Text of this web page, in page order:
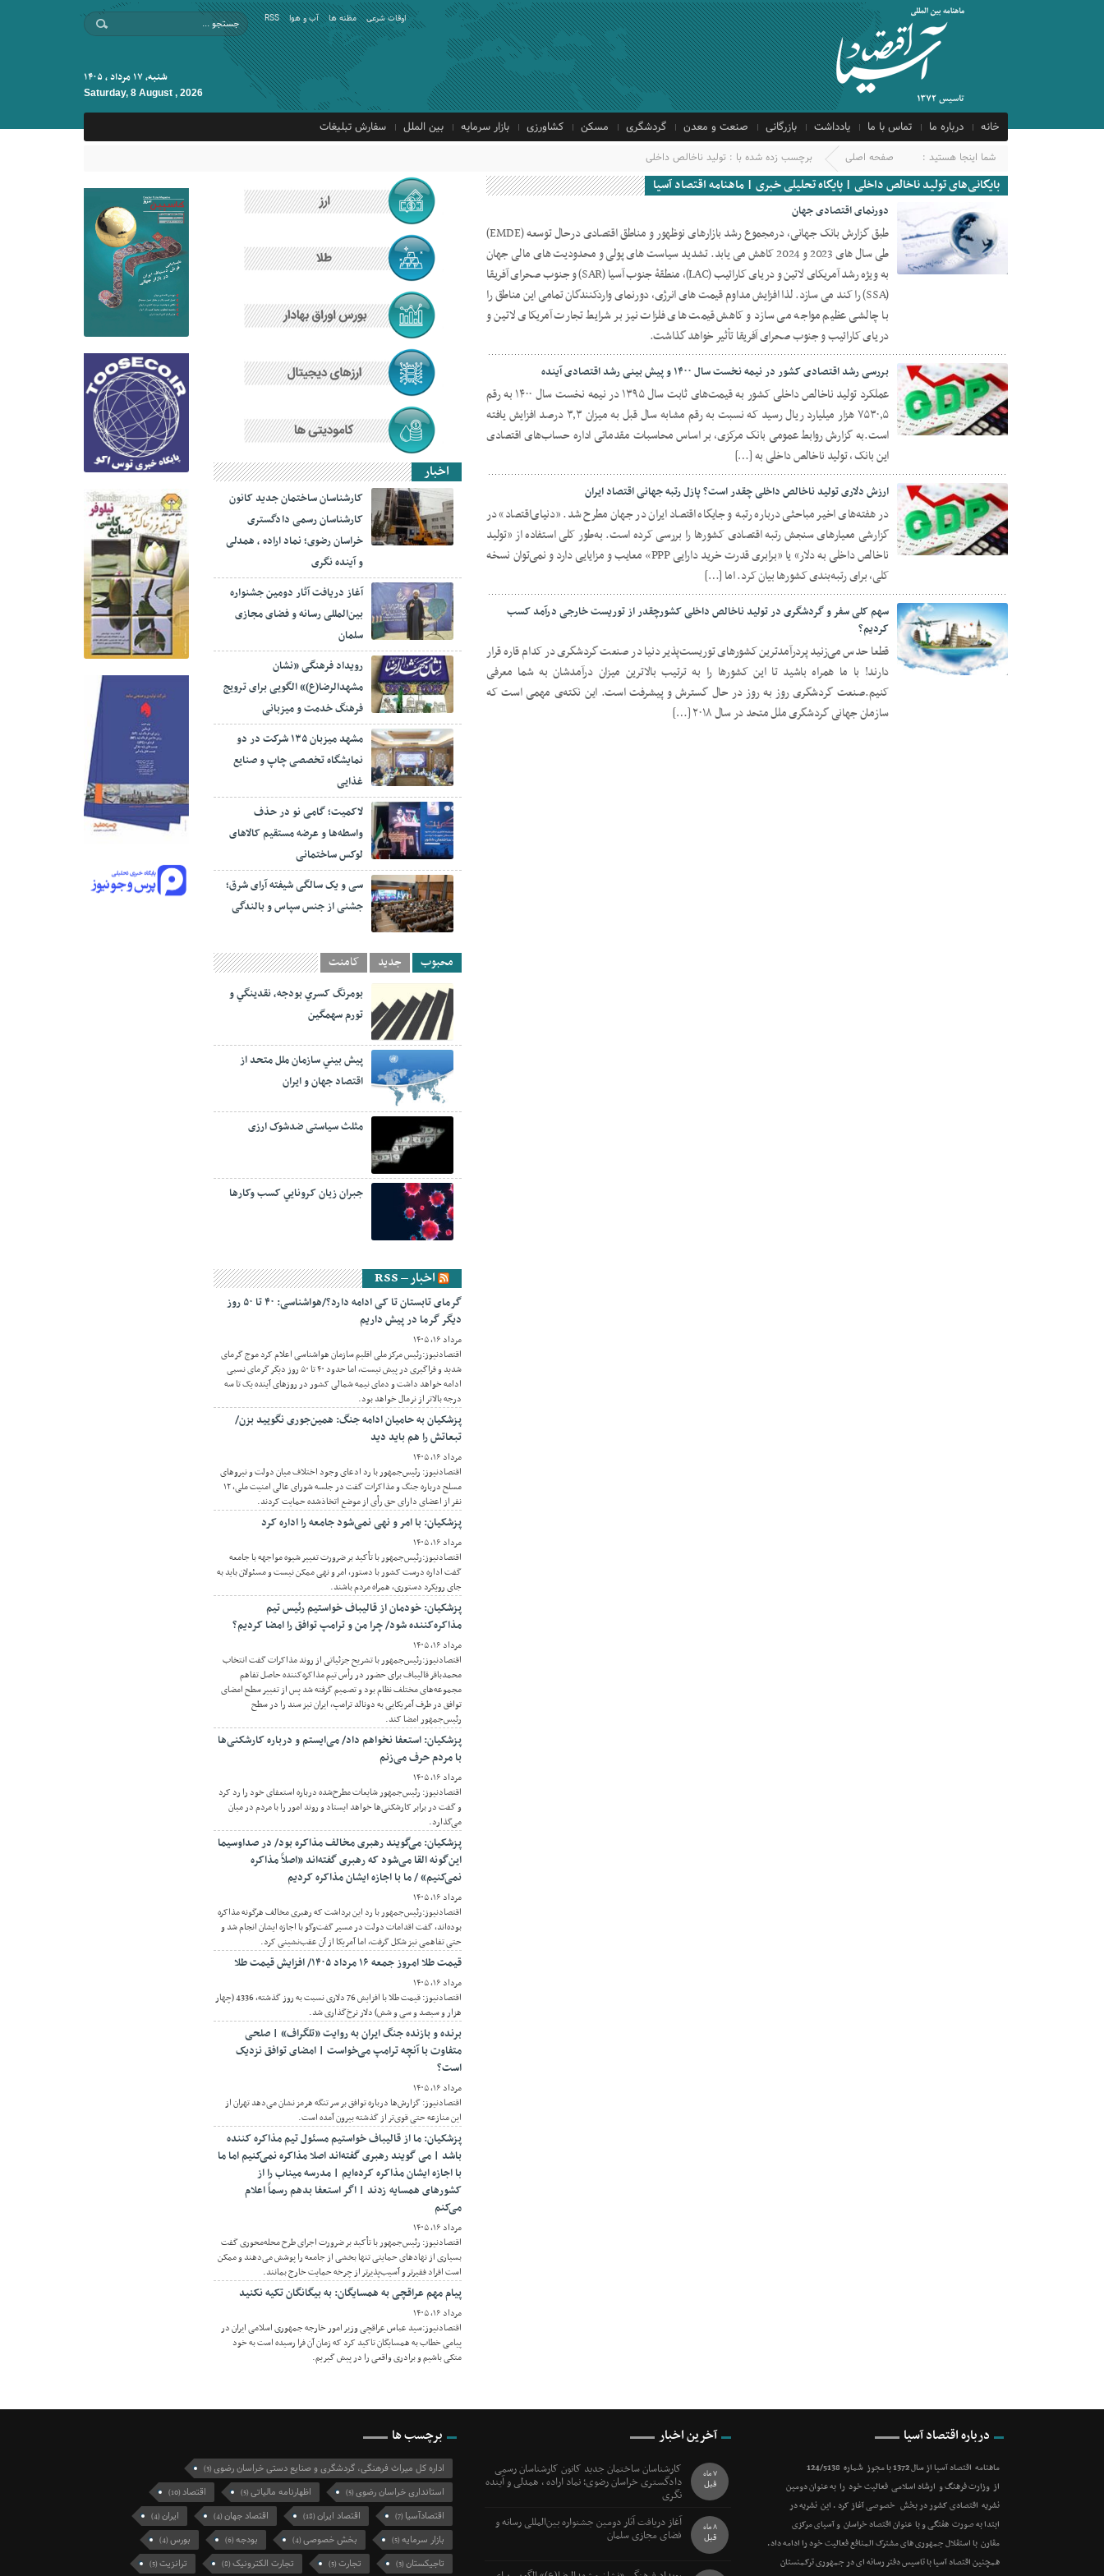
RSS آب و هوا مظنه ها اوقات شرعی
شنبه, ۱۷ مرداد , ۱۴۰۵
Saturday, 8 August , 2026
خانه درباره ما تماس با ما یادداشت بازرگانی صنعت و معدن گردشگری مسکن کشاورزی بازار سرمایه بین الملل سفارش تبلیغات
شما اینجا هستید : صفحه اصلی برچسب زده شده با : تولید ناخالص داخلی
بایگانی‌های تولید ناخالص داخلی | پایگاه تحلیلی خبری | ماهنامه اقتصاد آسیا
دورنمای اقتصادی جهان
طبق گزارش بانک جهانی، درمجموع رشد بازارهای نوظهور و مناطق اقتصادی درحال توسعه (EMDE)
طی سال ‌های 2023 و 2024 کاهش می یابد. تشدید سیاست های پولی و محدودیت های مالی جهان
به ویژه رشد آمریکای لاتین و دریای کارائیب (LAC)، منطقۀ جنوب آسیا (SAR) و جنوب صحرای آفریقا
(SSA) را کند می سازد. لذا افزایش مداوم قیمت های انرژی، دورنمای واردکنندگان تمامی این مناطق را
با چالشی عظیم مواجه می سازد و کاهش قیمت های فلزات نیز بر شرایط تجارت آمریکای لاتین و
دریای کارائیب و جنوب صحرای آفریقا تأثیر خواهد گذاشت.
03 فوریه 2022
بررسی رشد اقتصادی کشور در نیمه نخست سال ۱۴۰۰ و پیش بینی رشد اقتصادی آینده
عملکرد تولید ناخالص داخلی کشور به قیمت‌های ثابت سال ۱۳۹۵ در نیمه نخست سال ۱۴۰۰ به رقم
۷۵۳۰٫۵ هزار میلیارد ریال رسید که نسبت به رقم مشابه سال قبل به میزان ۳٫۳ درصد افزایش یافته
است.به گزارش روابط عمومی بانک مرکزی، بر اساس محاسبات مقدماتی اداره حساب‌های اقتصادی
این بانک ، تولید ناخالص داخلی به […]
30 سپتامبر 2021
ارزش دلاری تولید ناخالص داخلی چقدر است؟ پازل رتبه جهانی اقتصاد ایران
در هفته‌های اخیر مباحثی درباره رتبه و جایگاه اقتصاد ایران در جهان مطرح شد. «دنیای‌اقتصاد» در
گزارشی معیارهای سنجش رتبه اقتصادی کشورها را بررسی کرده است. به‌طور کلی استفاده از «تولید
ناخالص داخلی به دلار» یا «برابری قدرت خرید دارایی PPP» معایب و مزایایی دارد و نمی‌توان نسخه
کلی، برای رتبه‌بندی کشورها بیان کرد. اما […]
15 ژوئن 2020
سهم کلی سفر و گردشگری در تولید ناخالص داخلی کشورچقدر از توریست خارجی درآمد کسب
کردیم؟
قطعا حدس می‌زنید پردرآمدترین کشورهای توریست‌پذیر دنیا در صنعت گردشگری در کدام قاره قرار
دارند! با ما همراه باشید تا این کشورها را به ترتیب بالاترین میزان درآمدشان به شما معرفی
کنیم.صنعت گردشگری روز به روز در حال گسترش و پیشرفت است. این نکته‌ی مهمی است که
سازمان جهانی گردشگری ملل متحد در سال ۲۰۱۸ […]
اخبار
کارشناسان ساختمان جدید کانون
کارشناسان رسمی دادگستری
خراسان رضوی؛ نماد اراده ، همدلی
و آینده نگری
آغاز دریافت آثار دومین جشنواره
بین‌المللی رسانه و فضای مجازی
سلمان
رویداد فرهنگی «نشان
مشهدالرضا(ع)» الگویی برای ترویج
فرهنگ خدمت و میزبانی
مشهد میزبان ۱۳۵ شرکت در دو
نمایشگاه تخصصی چاپ و صنایع
غذایی
لاکمیت؛ گامی نو در حذف
واسطه‌ها و عرضه مستقیم کالاهای
لوکس ساختمانی
سی و یک سالگی شیفته آرای شرق؛
جشنی از جنس سپاس و بالندگی
محبوب جدید کامنت
بومرنگ کسري بودجه، نقدينگي و
تورم سهمگين
پيش‏ بيني سازمان ملل متحد از
اقتصاد جهان و ايران
مثلث سیاستی ضدشوک ارزی
جبران زيان کرونايي کسب وکارها
اخبار – RSS
گرمای تابستان تا کی ادامه دارد؟/هواشناسی: ۴۰ تا ۵۰ روز
دیگر گرما در پیش داریم
مرداد ۱۶, ۱۴۰۵
اقتصادنیوز:رئیس مرکز ملی اقلیم سازمان هواشناسی اعلام کرد موج گرمای
شدید و فراگیری در پیش نیست، اما حدود ۴۰ تا ۵۰ روز دیگر گرمای نسبی
ادامه خواهد داشت و دمای نیمه شمالی کشور در روزهای آینده یک تا سه
درجه بالاتر از نرمال خواهد بود.
پزشکیان به حامیان ادامه جنگ: همین‌جوری نگویید بزن/
تبعاتش را هم باید دید
مرداد ۱۶, ۱۴۰۵
اقتصادنیوز: رئیس‌جمهور با رد ادعای وجود اختلاف میان دولت و نیروهای
مسلح درباره جنگ و مذاکرات گفت در جلسه شورای عالی امنیت ملی، ۱۲
نفر از اعضای دارای حق رأی از موضع اتخاذشده حمایت کردند.
پزشکیان: با امر و نهی نمی‌شود جامعه را اداره کرد
مرداد ۱۶, ۱۴۰۵
اقتصادنیوز:رئیس‌جمهور با تأکید بر ضرورت تغییر شیوه مواجهه با جامعه
گفت اداره درست کشور با دستور، امر و نهی ممکن نیست و مسئولان باید به
جای رویکرد دستوری، همراه مردم باشند.
پزشکیان: خودمان از قالیباف خواستیم رئیس تیم
مذاکره‌کننده شود/ چرا من و ترامپ توافق را امضا کردیم؟
مرداد ۱۶, ۱۴۰۵
اقتصادنیوز:رئیس‌جمهور با تشریح جزئیاتی از روند مذاکرات گفت انتخاب
محمدباقر قالیباف برای حضور در رأس تیم مذاکره‌کننده حاصل تفاهم
مجموعه‌های مختلف نظام بود و تصمیم گرفته شد پس از تغییر سطح امضای
توافق در طرف آمریکایی به دونالد ترامپ، ایران نیز سند را در سطح
رئیس‌جمهور امضا کند.
پزشکیان: استعفا نخواهم داد/ می‌ایستم و درباره کارشکنی‌ها
با مردم حرف می‌زنم
مرداد ۱۶, ۱۴۰۵
اقتصادنیوز: رئیس‌جمهور شایعات مطرح‌شده درباره استعفای خود را رد کرد
و گفت در برابر کارشکنی‌ها خواهد ایستاد و روند امور را با مردم در میان
می‌گذارد.
پزشکیان: می‌گویند رهبری مخالف مذاکره بود/ در صداوسیما
این‌گونه القا می‌شود که رهبری گفته‌اند «اصلاً مذاکره
نمی‌کنیم» / ما با اجازه ایشان مذاکره کردیم
مرداد ۱۶, ۱۴۰۵
اقتصادنیوز:رئیس‌جمهور با رد این برداشت که رهبری مخالف هرگونه مذاکره
بوده‌اند، گفت اقدامات دولت در مسیر گفت‌وگو با اجازه ایشان انجام شد و
حتی تفاهمی نیز شکل گرفت، اما آمریکا از آن عقب‌نشینی کرد.
قیمت طلا امروز جمعه ۱۶ مرداد ۱۴۰۵/ افزایش قیمت طلا
مرداد ۱۶, ۱۴۰۵
اقتصادنیوز: قیمت طلا با افزایش 76 دلاری نسبت به روز گذشته، 4336 (چهار
هزار و سیصد و سی و شش) دلار نرخ‌گذاری شد.
برنده و بازنده جنگ ایران به روایت «تلگراف» | صلحی
متفاوت با آنچه ترامپ می‌خواست | امضای توافق نزدیک
است؟
مرداد ۱۶, ۱۴۰۵
اقتصادنیوز: گزارش‌ها درباره توافق بر سر تنگه هرمز نشان می‌دهد تهران از
این منازعه حتی قوی‌تر از گذشته بیرون آمده است.
پزشکیان: ما از قالیباف خواستیم مسئول تیم مذاکره کننده
باشد | می گویند رهبری گفته‌اند اصلا مذاکره نمی‌کنیم اما ما
با اجازه ایشان مذاکره کرده‌ایم | مدرسه میناب را از
کشورهای همسایه زدند | اگر استعفا بدهم رسماً اعلام
می‌کنم
مرداد ۱۶, ۱۴۰۵
اقتصادنیوز: رئیس‌جمهور با تأکید بر ضرورت اجرای طرح محله‌محوری گفت
بسیاری از نهادهای حمایتی تنها بخشی از جامعه را پوشش می‌دهند و ممکن
است افراد فقیرتر و آسیب‌پذیرتر از چرخه حمایت خارج بمانند.
پیام مهم عراقچی به همسایگان: به بیگانگان تکیه نکنید
مرداد ۱۶, ۱۴۰۵
اقتصادنیوز:سید عباس عراقچی وزیر امور خارجه جمهوری اسلامی ایران در
پیامی خطاب به همسایگان تاکید کرد که زمان آن فرا رسیده است به خود
متکی باشیم و برادری واقعی را در پیش گیریم.
درباره اقتصاد آسیا
ماهنامه اقتصاد آسیا از سال 1372 با مجوز شماره 124/5138
از وزارت فرهنگ و ارشاد اسلامی فعالیت خود را به عنوان دومین
نشریه اقتصادی کشور در بخش خصوصی آغاز کرد . این نشریه در
ابتدا به صورت هفتگی و با عنوان اقتصاد خراسان و آسیای مرکزی
مقارن با استقلال جمهوری های مشترک المنافع فعالیت خود را ادامه داد.
همچنین اقتصاد آسیا با تاسیس دفتر رسانه ای در جمهوری ترکمنستان
آخرین اخبار
کارشناسان ساختمان جدید کانون کارشناسان رسمی
دادگستری خراسان رضوی؛ نماد اراده ، همدلی و آینده
نگری
7 ماه
قبل
آغاز دریافت آثار دومین جشنواره بین‌المللی رسانه و
فضای مجازی سلمان 8 ماه
قبل
برچسب ها
اداره کل میراث فرهنگی، گردشگری و صنایع دستی خراسان رضوی(3)
استانداری خراسان رضوی(5) اظهارنامه مالیاتی(5) اقتصاد(10)
اقتصادآسیا (7) اقتصاد ایران(18) اقتصاد جهان(4) ایران(4)
بازار سرمایه(5) بخش خصوصی(4) بودجه(6) بورس(4)
تاجیکستان(3) تجارت(5) تجارت الکترونیک(8) ترانزیت(5)